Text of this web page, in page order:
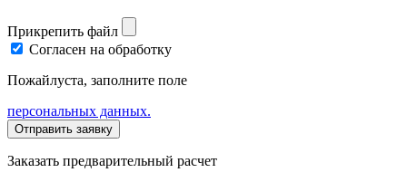
Прикрепить файл
Согласен на обработку
Пожайлуста, заполните поле
персональных данных.
Заказать предварительный расчет